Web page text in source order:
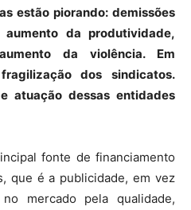
estão piorando: demissões
da produtividade,
da violência. Em
dos sindicatos.
atuação dessas entidades
fonte de financiamento
que é a publicidade, em vez
mercado pela qualidade,